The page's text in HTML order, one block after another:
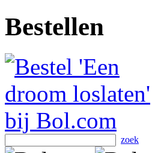
Bestellen
zoek